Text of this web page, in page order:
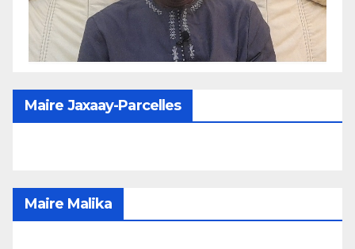
Maire Jaxaay-Parcelles
Maire Malika